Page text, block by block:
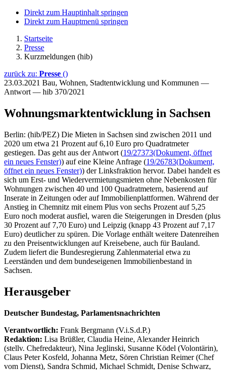
Direkt zum Hauptinhalt springen
Direkt zum Hauptmenü springen
Startseite
Presse
Kurzmeldungen (hib)
zurück zu: Presse ()
23.03.2021 Bau, Wohnen, Stadtentwicklung und Kommunen —
Antwort — hib 370/2021
Wohnungsmarktentwicklung in Sachsen
Berlin: (hib/PEZ) Die Mieten in Sachsen sind zwischen 2011 und
2020 um etwa 21 Prozent auf 6,10 Euro pro Quadratmeter
gestiegen. Das geht aus der Antwort (19/27373(Dokument, öffnet
ein neues Fenster)) auf eine Kleine Anfrage (19/26783(Dokument,
öffnet ein neues Fenster)) der Linksfraktion hervor. Dabei handelt es
sich um Erst- und Wiedervermietungsmieten ohne Nebenkosten für
Wohnungen zwischen 40 und 100 Quadratmetern, basierend auf
Inserate in Zeitungen oder auf Immobilienplattformen. Während der
Anstieg in Chemnitz mit einem Plus von sechs Prozent auf 5,25
Euro noch moderat ausfiel, waren die Steigerungen in Dresden (plus
30 Prozent auf 7,70 Euro) und Leipzig (knapp 43 Prozent auf 7,17
Euro) deutlicher zu spüren. Die Vorlage enthält weitere Datenreihen
zu den Preisentwicklungen auf Kreisebene, auch für Bauland.
Zudem liefert die Bundesregierung Zahlenmaterial etwa zu
Leerständen und dem bundeseigenen Immobilienbestand in
Sachsen.
Herausgeber
Deutscher Bundestag, Parlamentsnachrichten
Verantwortlich: Frank Bergmann (V.i.S.d.P.)
Redaktion: Lisa Brüßler, Claudia Heine, Alexander Heinrich
(stellv. Chefredakteur), Nina Jeglinski, Susanne Ködel (Volontärin),
Claus Peter Kosfeld, Johanna Metz, Sören Christian Reimer (Chef
vom Dienst), Sandra Schmid, Michael Schmidt, Denise Schwarz,